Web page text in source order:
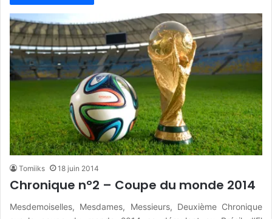
Tomiiks 18 juin 2014
Chronique n°2 – Coupe du monde 2014
Mesdemoiselles, Mesdames, Messieurs, Deuxième Chronique